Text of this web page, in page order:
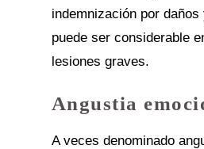
indemnización por
puede ser considerable
lesiones graves.
Angustia
A veces denominado